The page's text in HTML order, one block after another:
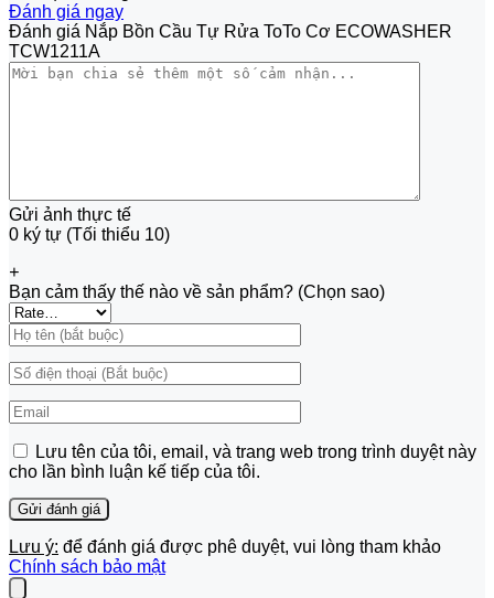
Đánh giá ngay
Đánh giá Nắp Bồn Cầu Tự Rửa ToTo Cơ ECOWASHER
TCW1211A
Gửi ảnh thực tế
0 ký tự (Tối thiểu 10)
+
Bạn cảm thấy thế nào về sản phẩm? (Chọn sao)
Lưu tên của tôi, email, và trang web trong trình duyệt này
cho lần bình luận kế tiếp của tôi.
Lưu ý: để đánh giá được phê duyệt, vui lòng tham khảo
Chính sách bảo mật